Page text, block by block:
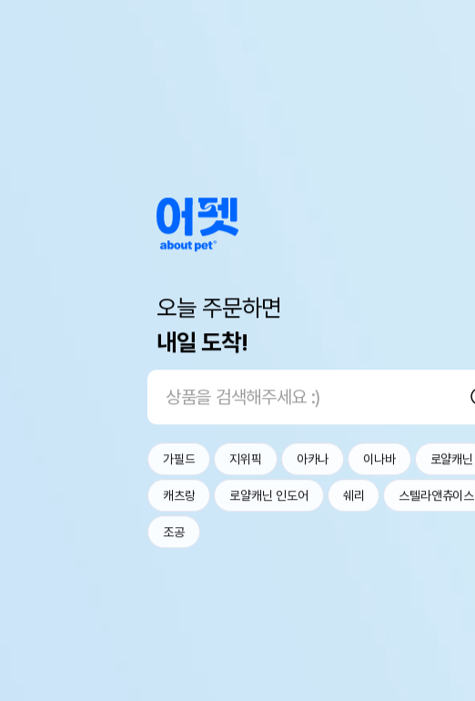
오늘 주문하면
내일 도착!
가필드 지위픽 아카나 이나바 로얄캐닌
캐츠랑 로얄캐닌 인도어 쉐리 스텔라앤츄이스
조공